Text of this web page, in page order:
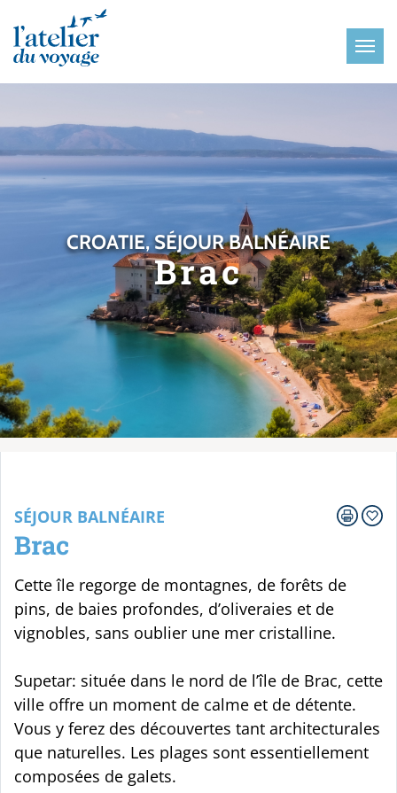
CROATIE, SÉJOUR BALNÉAIRE
Brac
SÉJOUR BALNÉAIRE
Brac
Cette île regorge de montagnes, de forêts de
pins, de baies profondes, d’oliveraies et de
vignobles, sans oublier une mer cristalline.
Supetar: située dans le nord de l’île de Brac, cette
ville offre un moment de calme et de détente.
Vous y ferez des découvertes tant architecturales
que naturelles. Les plages sont essentiellement
composées de galets.
Panneau de gestion des cookies